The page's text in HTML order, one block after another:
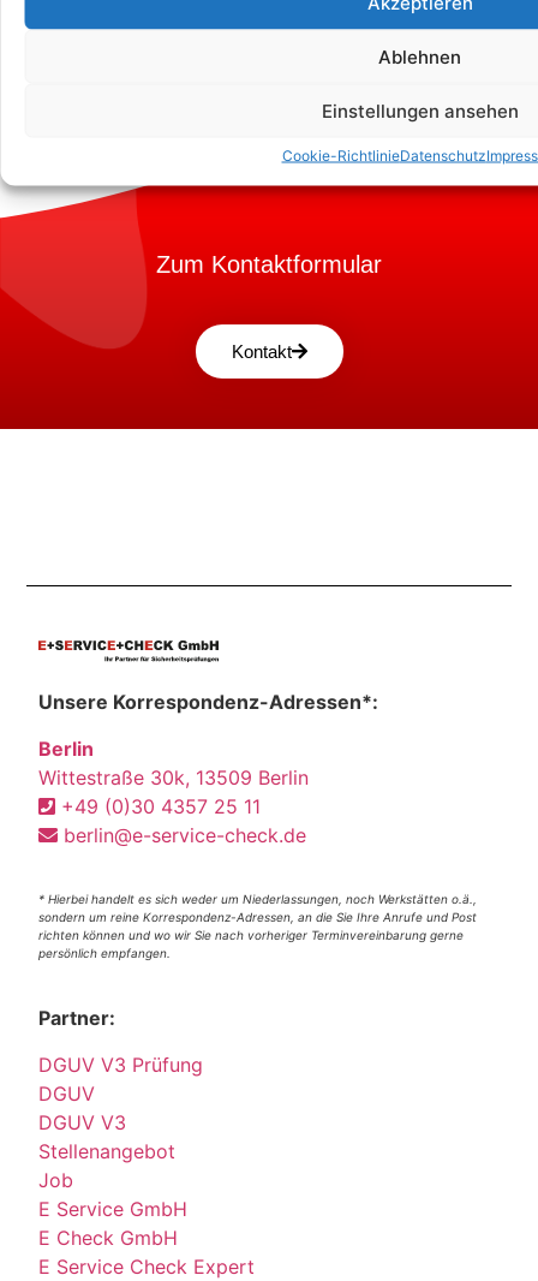
Ablehnen
Einstellungen ansehen
Cookie-RichtlinieDatenschutz
Zum Kontaktformular
Kontakt
Unsere Korrespondenz-Adressen*:
Berlin
Wittestraße 30k, 13509 Berlin
+49 (0)30 4357 25 11
berlin@e-service-check.de
* Hierbei handelt es sich weder um Niederlassungen, noch Werkstätten o.ä.,
sondern um reine Korrespondenz-Adressen, an die Sie Ihre Anrufe und Post
richten können und wo wir Sie nach vorheriger Terminvereinbarung gerne
persönlich empfangen.
Partner:
DGUV V3 Prüfung
DGUV
DGUV V3
Stellenangebot
Job
E Service GmbH
E Check GmbH
E Service Check Expert